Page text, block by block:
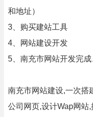
和地址）
3、购买建站工具
4、网站建设开发
5、南充市网站开发完
南充市网站建设,一次搭
公司网页,设计Wap网站